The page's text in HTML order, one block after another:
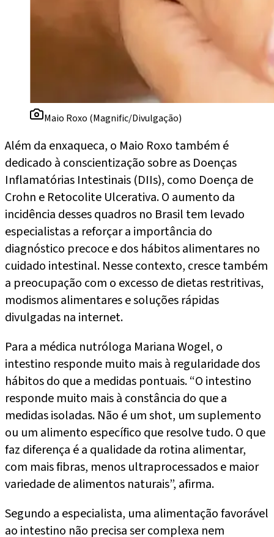
Maio Roxo (Magnific/Divulgação)
Além da enxaqueca, o Maio Roxo também é
dedicado à conscientização sobre as Doenças
Inflamatórias Intestinais (DIIs), como Doença de
Crohn e Retocolite Ulcerativa. O aumento da
incidência desses quadros no Brasil tem levado
especialistas a reforçar a importância do
diagnóstico precoce e dos hábitos alimentares no
cuidado intestinal. Nesse contexto, cresce também
a preocupação com o excesso de dietas restritivas,
modismos alimentares e soluções rápidas
divulgadas na internet.
Para a médica nutróloga Mariana Wogel, o
intestino responde muito mais à regularidade dos
hábitos do que a medidas pontuais. “O intestino
responde muito mais à constância do que a
medidas isoladas. Não é um shot, um suplemento
ou um alimento específico que resolve tudo. O que
faz diferença é a qualidade da rotina alimentar,
com mais fibras, menos ultraprocessados e maior
variedade de alimentos naturais”, afirma.
Segundo a especialista, uma alimentação favorável
ao intestino não precisa ser complexa nem